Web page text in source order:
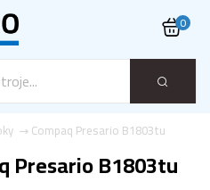
0
Compaq Presario B1803tu
Presario B1803tu